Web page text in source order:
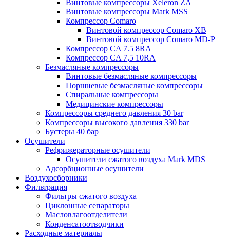
Винтовые компрессоры Xeleron ZA
Винтовые компрессоры Mark MSS
Компрессор Comaro
Винтовой компрессор Comaro XB
Винтовой компрессор Comaro MD-P
Компрессор CA 7.5 8RA
Компрессор CA 7,5 10RA
Безмасляные компрессоры
Винтовые безмасляные компрессоры
Поршневые безмасляные компрессоры
Спиральные компрессоры
Медицинские компрессоры
Компрессоры среднего давления 30 bar
Компрессоры высокого давления 330 bar
Бустеры 40 бар
Осушители
Рефрижераторные осушители
Осушители сжатого воздуха Mark MDS
Адсорбционные осушители
Воздухосборники
Фильтрация
Фильтры сжатого воздуха
Циклонные сепараторы
Масловлагоотделители
Конденсатоотводчики
Расходные материалы